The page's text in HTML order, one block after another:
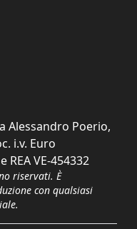
Alessandro Poerio,
i.v. Euro
REA VE-454332
riservati. È
con qualsiasi